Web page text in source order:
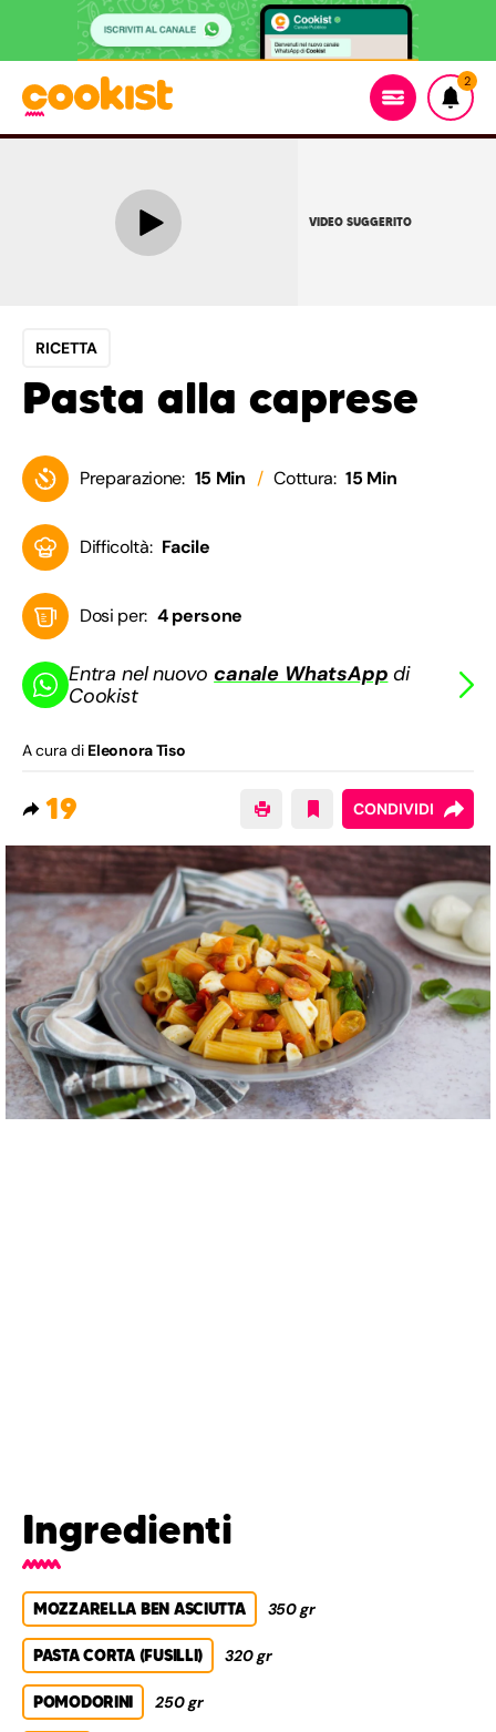
2
VIDEO SUGGERITO
RICETTA
Pasta alla caprese
Preparazione: 15 Min Cottura: 15 Min
Difficoltà: Facile
Dosi per: 4 persone
Entra nel nuovocanale WhatsApp di
Cookist
A cura di Eleonora Tiso
19 CONDIVIDI
Ingredienti
MOZZARELLA BEN ASCIUTTA 350 gr
PASTA CORTA (FUSILLI) 320 gr
POMODORINI 250 gr